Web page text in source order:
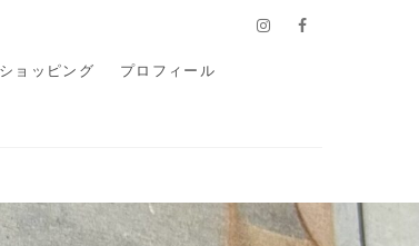
InstagramFacebook
ョッピング プロフィール